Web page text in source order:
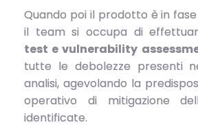
Quando poi il prodotto è in
il team si occupa di
test e vulnerability
tutte le debolezze presenti
analisi, agevolando la
operativo di mitigazione
identificate.